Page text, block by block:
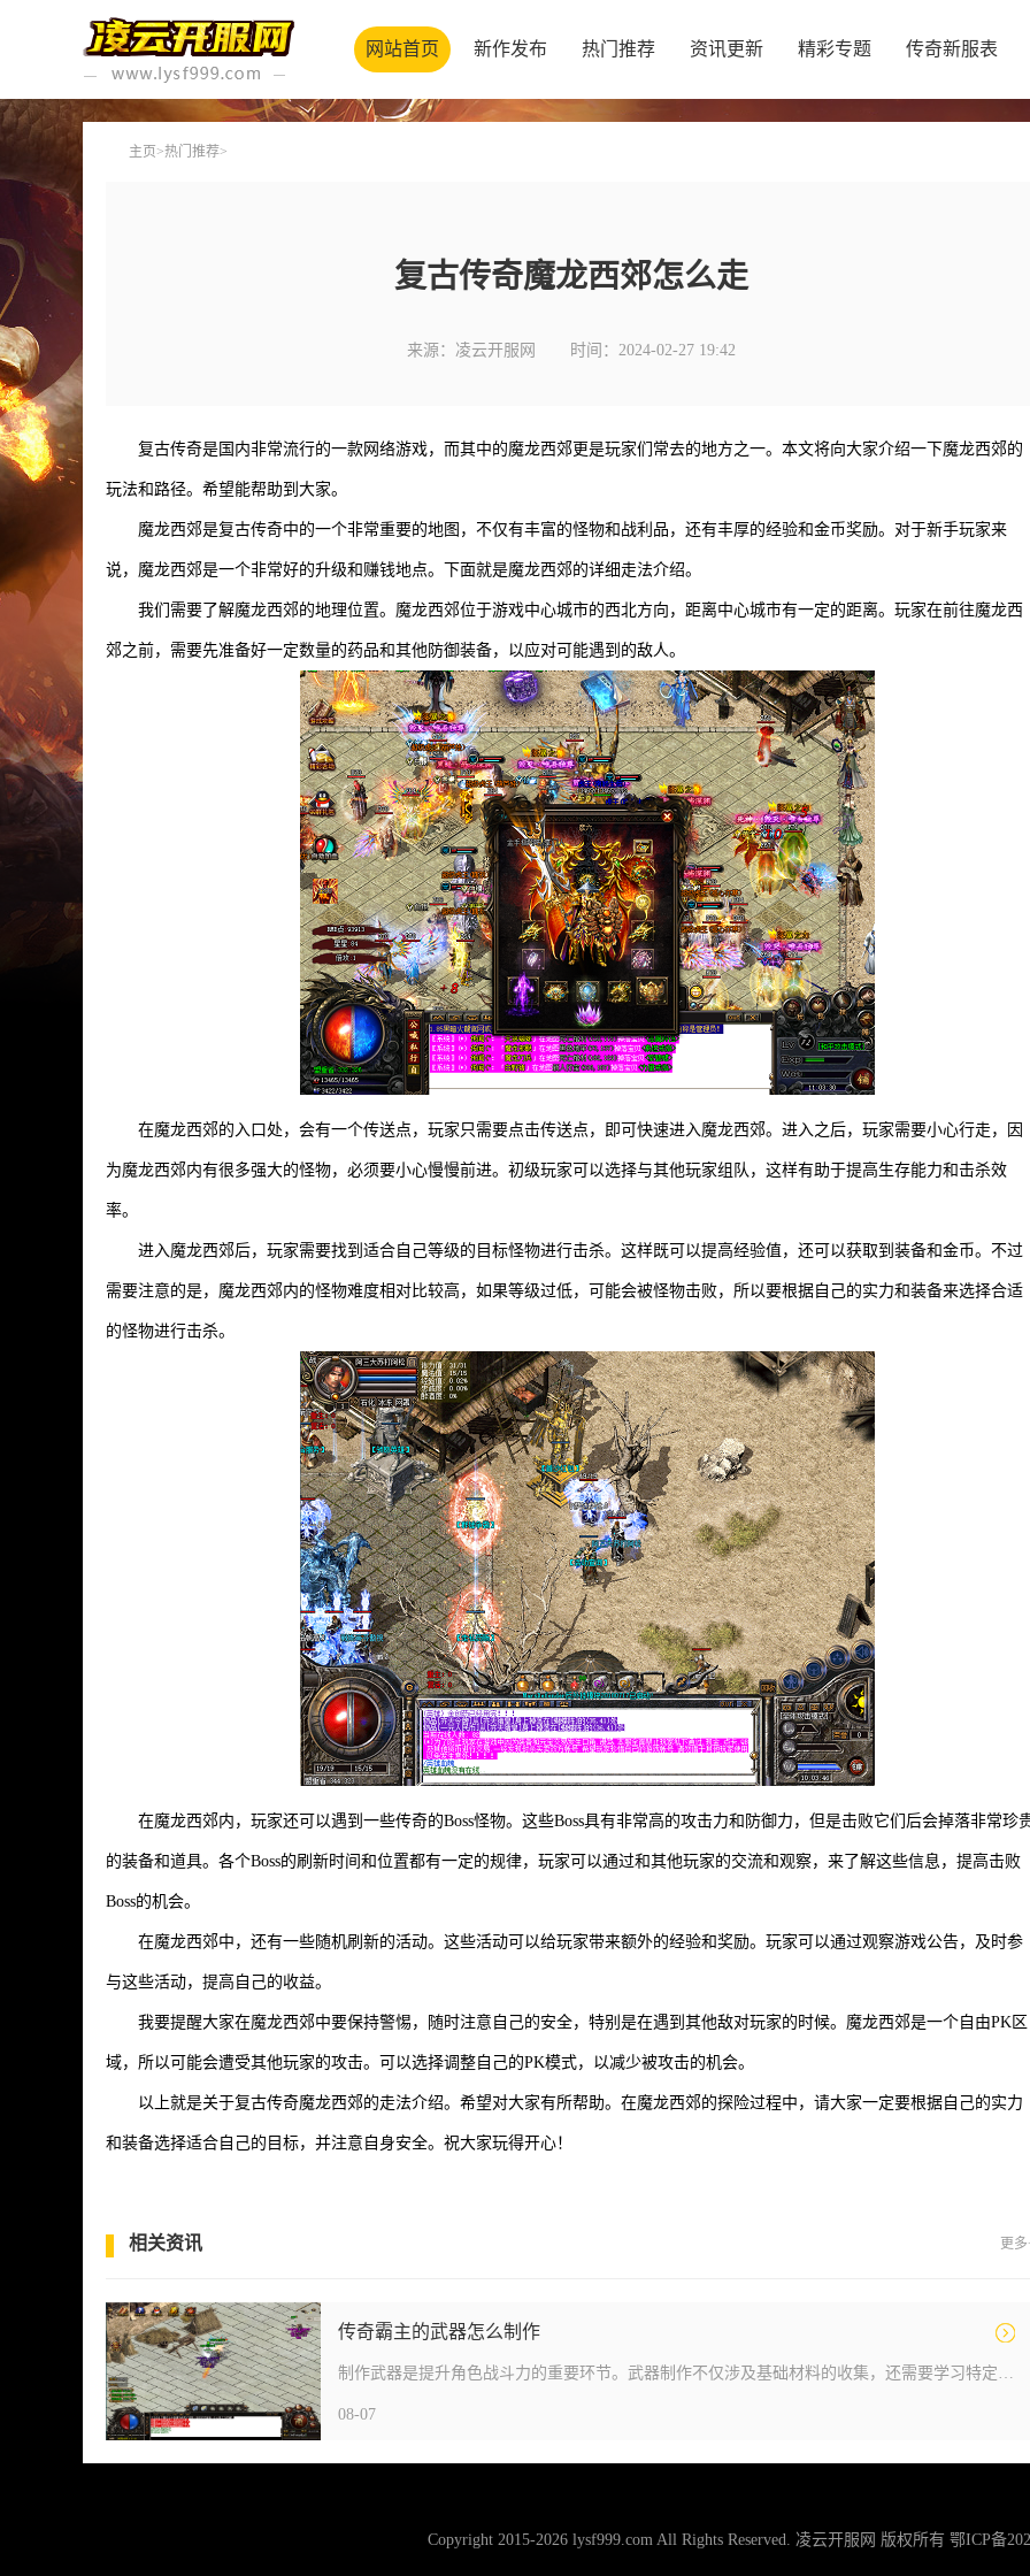
网站首页 新作发布 热门推荐 资讯更新 精彩专题 传奇新服表
主页 >热门推荐>
复古传奇魔龙西郊怎么走
来源：凌云开服网 时间：2024-02-27 19:42
复古传奇是国内非常流行的一款网络游戏，而其中的魔龙西郊更是玩家们常去的地方之一。本文将向大家介绍一下魔龙西郊的
玩法和路径。希望能帮助到大家。
魔龙西郊是复古传奇中的一个非常重要的地图，不仅有丰富的怪物和战利品，还有丰厚的经验和金币奖励。对于新手玩家来
说，魔龙西郊是一个非常好的升级和赚钱地点。下面就是魔龙西郊的详细走法介绍。
我们需要了解魔龙西郊的地理位置。魔龙西郊位于游戏中心城市的西北方向，距离中心城市有一定的距离。玩家在前往魔龙西
郊之前，需要先准备好一定数量的药品和其他防御装备，以应对可能遇到的敌人。
在魔龙西郊的入口处，会有一个传送点，玩家只需要点击传送点，即可快速进入魔龙西郊。进入之后，玩家需要小心行走，因
为魔龙西郊内有很多强大的怪物，必须要小心慢慢前进。初级玩家可以选择与其他玩家组队，这样有助于提高生存能力和击杀效
率。
进入魔龙西郊后，玩家需要找到适合自己等级的目标怪物进行击杀。这样既可以提高经验值，还可以获取到装备和金币。不过
需要注意的是，魔龙西郊内的怪物难度相对比较高，如果等级过低，可能会被怪物击败，所以要根据自己的实力和装备来选择合适
的怪物进行击杀。
在魔龙西郊内，玩家还可以遇到一些传奇的Boss怪物。这些Boss具有非常高的攻击力和防御力，但是击败它们后会掉落非常珍
的装备和道具。各个Boss的刷新时间和位置都有一定的规律，玩家可以通过和其他玩家的交流和观察，来了解这些信息，提高击败
Boss的机会。
在魔龙西郊中，还有一些随机刷新的活动。这些活动可以给玩家带来额外的经验和奖励。玩家可以通过观察游戏公告，及时参
与这些活动，提高自己的收益。
我要提醒大家在魔龙西郊中要保持警惕，随时注意自己的安全，特别是在遇到其他敌对玩家的时候。魔龙西郊是一个自由PK区
域，所以可能会遭受其他玩家的攻击。可以选择调整自己的PK模式，以减少被攻击的机会。
以上就是关于复古传奇魔龙西郊的走法介绍。希望对大家有所帮助。在魔龙西郊的探险过程中，请大家一定要根据自己的实力
和装备选择适合自己的目标，并注意自身安全。祝大家玩得开心！
相关资讯 更
传奇霸主的武器怎么制作
制作武器是提升角色战斗力的重要环节。武器制作不仅涉及基础材料的收集，还需要学习特定的技能，如炼金术或锻造术，这些技能可以通过游戏内的技能书学习或寻找师傅传授。制作
08-07
Copyright 2015-2026 lysf999.com All Rights Reserved. 凌云开服网 版权所有 鄂ICP备